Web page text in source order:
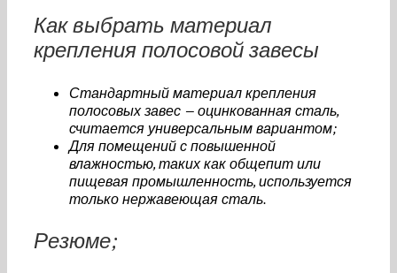
Как выбрать материал
крепления полосовой завесы
Стандартный материал крепления
полосовых завес — оцинкованная сталь,
считается универсальным вариантом;
Для помещений с повышенной
влажностью, таких как общепит или
пищевая промышленность, используется
только нержавеющая сталь.
Резюме;